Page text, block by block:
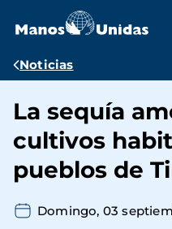
contenido
Ruta
navegación
Noticias
La sequía
cultivos
pueblos de
Domingo, 03